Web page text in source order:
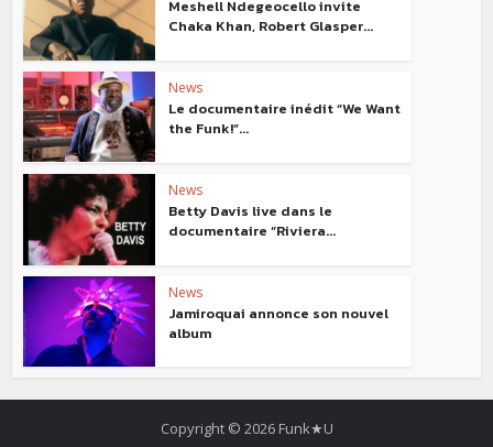
Meshell Ndegeocello invite
Chaka Khan, Robert Glasper...
News
Le documentaire inédit “We Want
the Funk!”...
News
Betty Davis live dans le
documentaire “Riviera...
News
Jamiroquai annonce son nouvel
album
Copyright © 2026 Funk★U